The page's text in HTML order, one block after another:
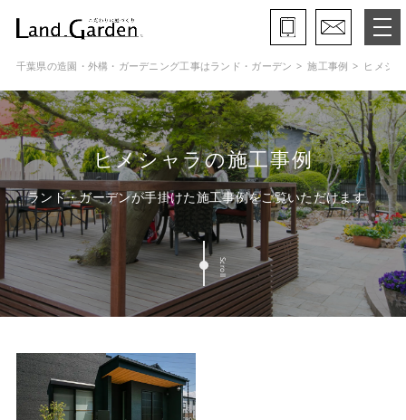
ランド・ガーデンとは
モデルガーデン
施工事例
保証と約束・ご理解いただきたい事
施工の流れ
よくある質問
会社概要
店舗案内
千葉県の造園・外構・ガーデニング工事はランド・ガーデン 施工事例 ヒメシ
ヒメシャラの施工事例
ランド・ガーデンが手掛けた施工事例をご覧いただけます
Scroll